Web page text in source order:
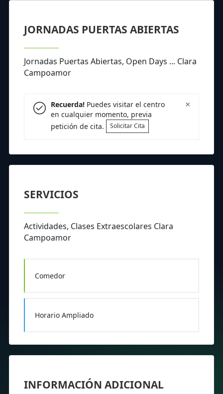
JORNADAS PUERTAS ABIERTAS
Jornadas Puertas Abiertas, Open Days ... Clara
Campoamor
×
Recuerda!Puedes visitar el centro
en cualquier momento, previa
petición de cita.
Solicitar Cita
SERVICIOS
Actividades, Clases Extraescolares Clara
Campoamor
Comedor
Horario Ampliado
INFORMACIÓN ADICIONAL